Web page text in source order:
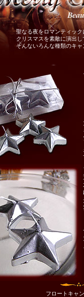
聖なる夜をロマンティッ
クリスマスを素敵に演出し
そんないろんな種類のキ
フロートキ